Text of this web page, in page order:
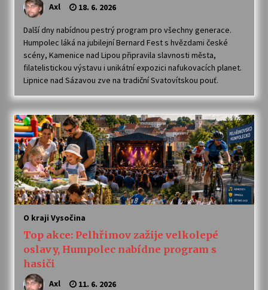
Axl 18. 6. 2026
Další dny nabídnou pestrý program pro všechny generace.
Humpolec láká na jubilejní Bernard Fest s hvězdami české
scény, Kamenice nad Lipou připravila slavnosti města,
filatelistickou výstavu i unikátní expozici nafukovacích planet.
Lipnice nad Sázavou zve na tradiční Svatovítskou pouť.
O kraji Vysočina
Top akce: Pelhřimov zažije velkolepé
oslavy, Humpolec nabídne program s
hasiči
Axl 11. 6. 2026